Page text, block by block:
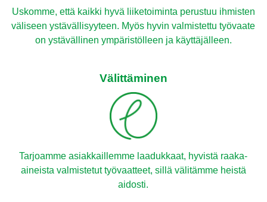
Uskomme, että kaikki hyvä liiketoiminta perustuu ihmisten
väliseen ystävällisyyteen. Myös hyvin valmistettu työvaate
on ystävällinen ympäristölleen ja käyttäjälleen.
Välittäminen
Tarjoamme asiakkaillemme laadukkaat, hyvistä raaka-
aineista valmistetut työvaatteet, sillä välitämme heistä
aidosti.